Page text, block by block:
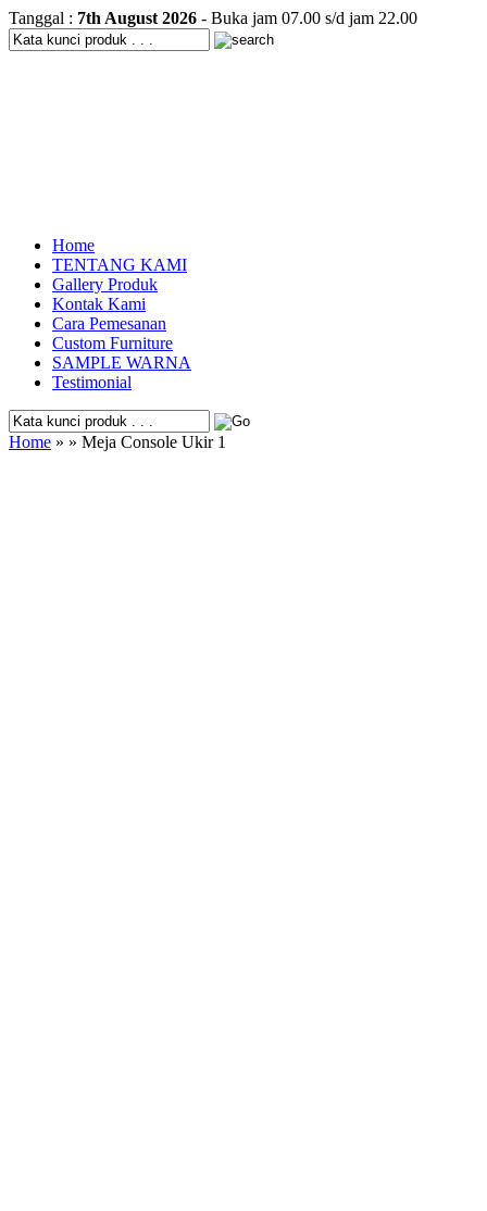
Tanggal : 7th August 2026 - Buka jam 07.00 s/d jam 22.00
Home
TENTANG KAMI
Gallery Produk
Kontak Kami
Cara Pemesanan
Custom Furniture
SAMPLE WARNA
Testimonial
Home » » Meja Console Ukir 1